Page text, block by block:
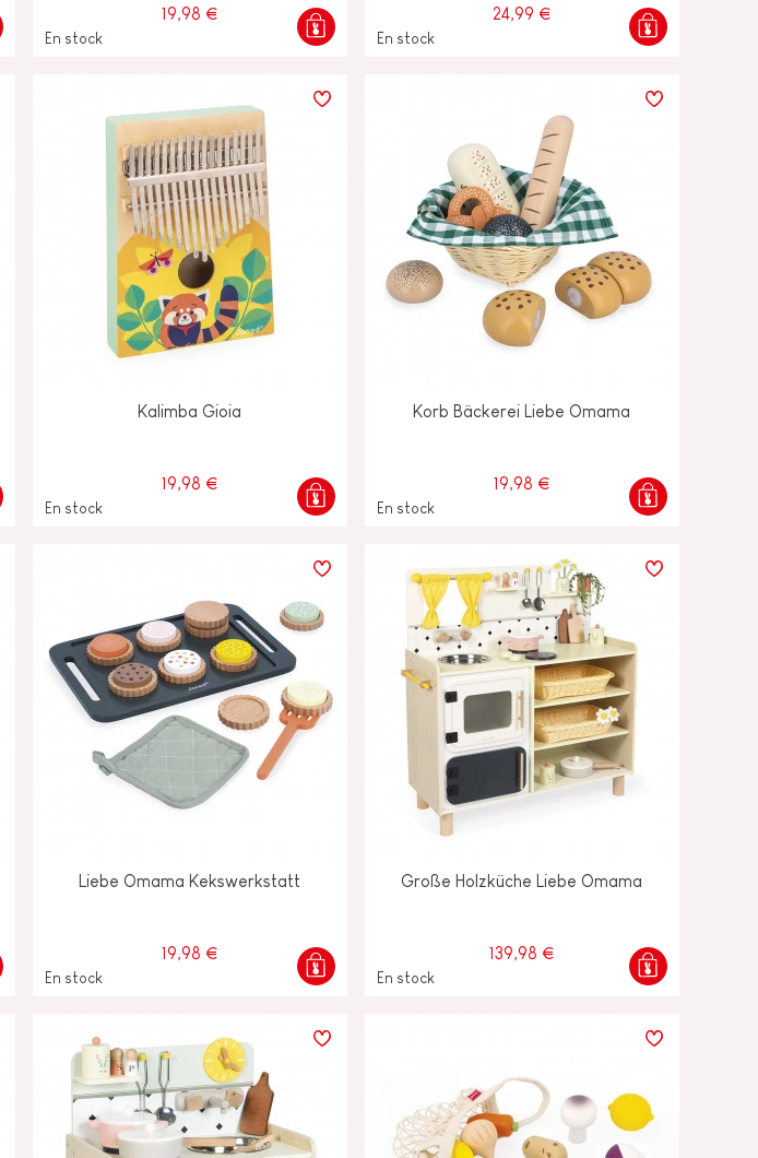
19,98 €
En stock
24,99 €
En stock
Kalimba Gioia
19,98 €
En stock
Korb Bäckerei Liebe Omama
19,98 €
En stock
Liebe Omama Kekswerkstatt
19,98 €
En stock
Große Holzküche Liebe Omama
139,98 €
En stock